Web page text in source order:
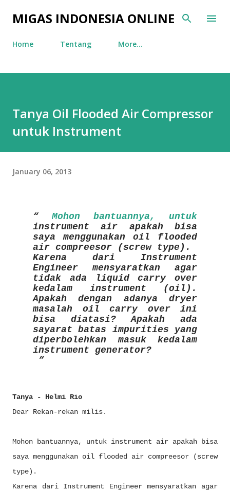
Skip to main content
MIGAS INDONESIA ONLINE
Home Tentang More…
Tanya Oil Flooded Air Compressor
untuk Instrument
January 06, 2013
Mohon bantuannya, untuk
instrument air apakah bisa
saya menggunakan oil flooded
air compreesor (screw type).
Karena dari Instrument
Engineer mensyaratkan agar
tidak ada liquid carry over
kedalam instrument (oil).
Apakah dengan adanya dryer
masalah oil carry over ini
bisa diatasi? Apakah ada
sayarat batas impurities yang
diperbolehkan masuk kedalam
instrument generator?
Tanya - Helmi Rio
Dear Rekan-rekan milis.
Mohon bantuannya, untuk instrument air apakah bisa
saya menggunakan oil flooded air compreesor (screw
type).
Karena dari Instrument Engineer mensyaratkan agar